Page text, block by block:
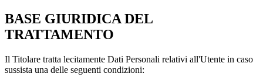
BASE GIURIDICA DEL
TRATTAMENTO
Il Titolare tratta lecitamente Dati Personali relativi all'Utente in caso
sussista una delle seguenti condizioni: